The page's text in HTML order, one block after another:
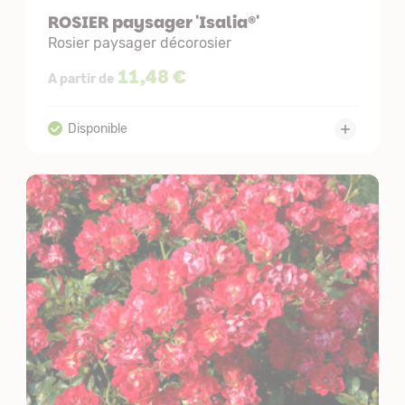
ROSIER paysager 'Isalia®'
Rosier paysager décorosier
A partir de 11,48 €